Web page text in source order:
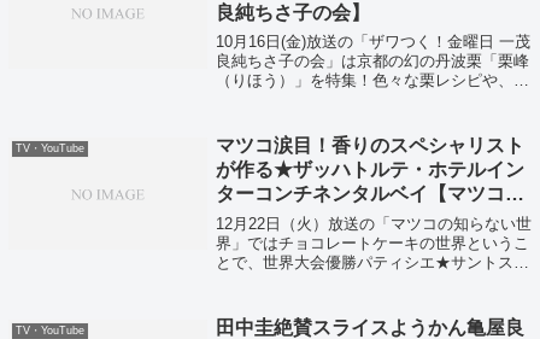
良純ちさ子の会】
10月16日(金)放送の「ザワつく！金曜日 一茂
良純ちさ子の会」は京都の幻の丹波栗「栗峰
（りほう）」を特集！色々な栗レシピや、幻
絶賛をしたチーズケーキ！京都のチー...
TV・YouTube
マツコ涙目！香りのスペシャリスト
が作る★ザッハトルテ・ホテルイン
ターコンチネンタルベイ【マツコの
知らない世界】
12月22日（火）放送の「マツコの知らない世
界」ではチョコレートケーキの世界というこ
とで、世界大会優勝パティシエ★サントス・
TV・YouTube
田中圭絶賛スライスようかん亀屋良